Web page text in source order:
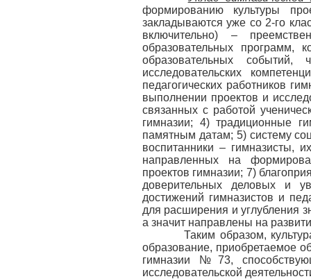
формированию культуры
закладываются уже со 2-го
включительно) –
образовательных программ,
образовательных событий,
исследовательских
педагогических работников
выполнении проектов и
связанных с работой
гимназии; 4) традиционные
памятным датам; 5) систему
воспитанники – гимназисты,
направленных на
проектов гимназии; 7)
доверительных деловых и
достижений гимназистов и
для расширения и углубления
а значит направлены на
Таким образом, культура
образование, приобретаемое
гимназии №73,
исследовательской